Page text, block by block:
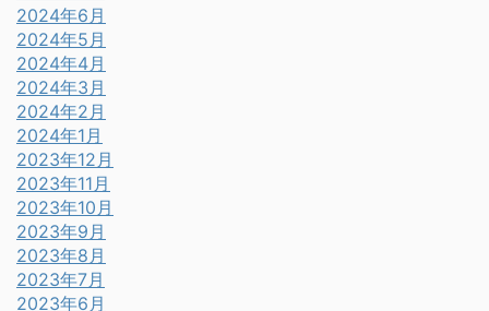
2024年6月
2024年5月
2024年4月
2024年3月
2024年2月
2024年1月
2023年12月
2023年11月
2023年10月
2023年9月
2023年8月
2023年7月
2023年6月